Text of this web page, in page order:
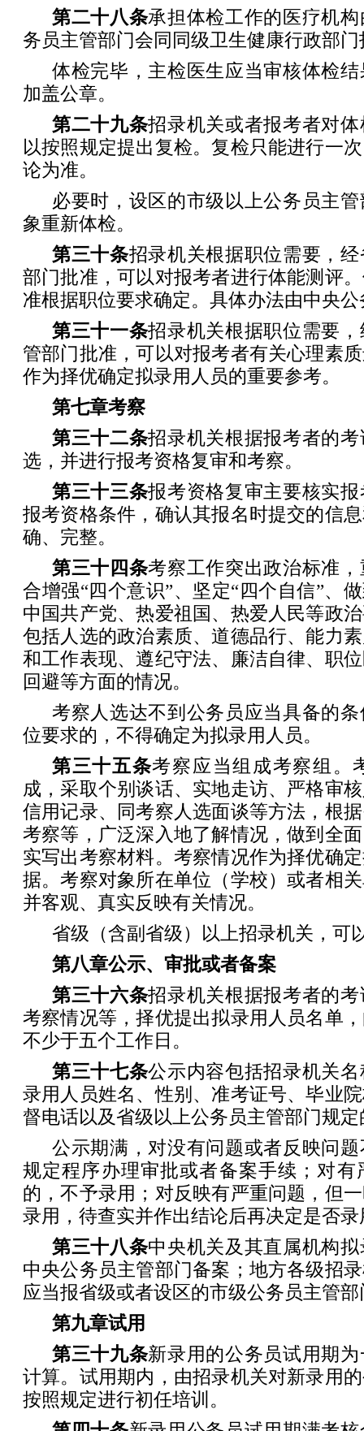
第二十八条承担体检工作的医疗机
务员主管部门会同同级卫生健康行政部门
体检完毕，主检医生应当审核体检
加盖公章。
第二十九条招录机关或者报考者对
以按照规定提出复检。复检只能进行一
论为准。
必要时，设区的市级以上公务员主
象重新体检。
第三十条招录机关根据职位需要，
部门批准，可以对报考者进行体能测评
准根据职位要求确定。具体办法由中央
第三十一条招录机关根据职位需要
管部门批准，可以对报考者有关心理素
作为择优确定拟录用人员的重要参考。
第七章考察
第三十二条招录机关根据报考者的
选，并进行报考资格复审和考察。
第三十三条报考资格复审主要核实
报考资格条件，确认其报名时提交的信
确、完整。
第三十四条考察工作突出政治标准
合增强“四个意识”、坚定“四个自信”、
中国共产党、热爱祖国、热爱人民等政
包括人选的政治素质、道德品行、能力
和工作表现、遵纪守法、廉洁自律、职
回避等方面的情况。
考察人选达不到公务员应当具备的
位要求的，不得确定为拟录用人员。
第三十五条考察应当组成考察组。
成，采取个别谈话、实地走访、严格审
信用记录、同考察人选面谈等方法，根
考察等，广泛深入地了解情况，做到全
实写出考察材料。考察情况作为择优确
据。考察对象所在单位（学校）或者相
并客观、真实反映有关情况。
省级（含副省级）以上招录机关，可
第八章公示、审批或者备案
第三十六条招录机关根据报考者的
考察情况等，择优提出拟录用人员名单
不少于五个工作日。
第三十七条公示内容包括招录机关
录用人员姓名、性别、准考证号、毕业
督电话以及省级以上公务员主管部门规
公示期满，对没有问题或者反映问
规定程序办理审批或者备案手续；对有
的，不予录用；对反映有严重问题，但
录用，待查实并作出结论后再决定是否录
第三十八条中央机关及其直属机构
中央公务员主管部门备案；地方各级招
应当报省级或者设区的市级公务员主管
第九章试用
第三十九条新录用的公务员试用期
计算。试用期内，由招录机关对新录用
按照规定进行初任培训。